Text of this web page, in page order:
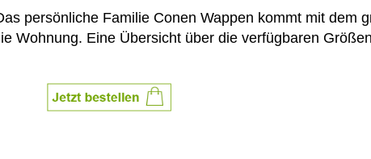
persönliche Familie Conen Wappen kommt mit dem
Wohnung. Eine Übersicht über die verfügbaren